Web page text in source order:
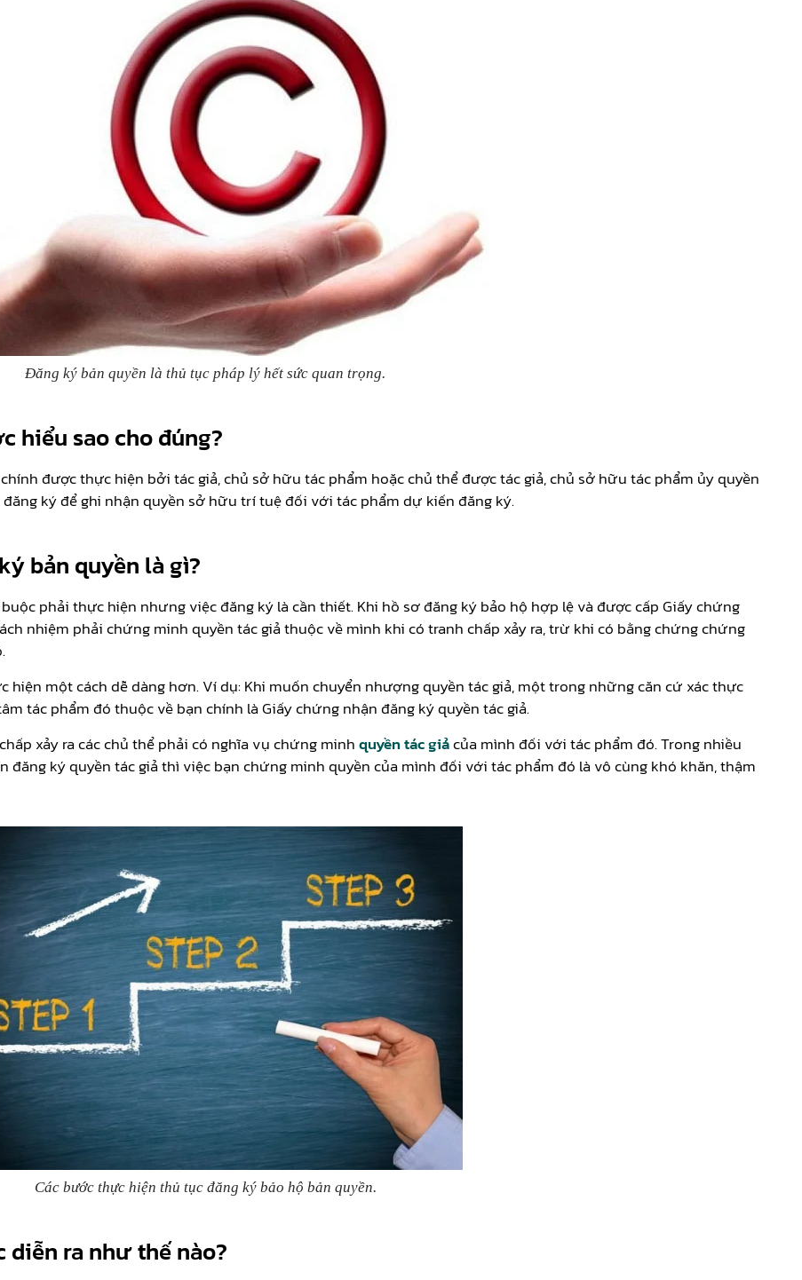
Đăng ký bản quyền là thủ tục pháp lý hết sức quan trọng.
hiểu sao cho đúng?
được thực hiện bởi tác giả, chủ sở hữu tác phẩm hoặc chủ thể được tác giả, chủ sở hữu tác phẩm ủy quyền
ký để ghi nhận quyền sở hữu trí tuệ đối với tác phẩm dự kiến đăng ký.
bản quyền là gì?
phải thực hiện nhưng việc đăng ký là cần thiết. Khi hồ sơ đăng ký bảo hộ hợp lệ và được cấp Giấy chứng
nhiệm phải chứng minh quyền tác giả thuộc về mình khi có tranh chấp xảy ra, trừ khi có bằng chứng chứng
hiện một cách dễ dàng hơn. Ví dụ: Khi muốn chuyển nhượng quyền tác giả, một trong những căn cứ xác thực
tác phẩm đó thuộc về bạn chính là Giấy chứng nhận đăng ký quyền tác giả.
xảy ra các chủ thể phải có nghĩa vụ chứng minhquyền tác giảcủa mình đối với tác phẩm đó. Trong nhiều
ký quyền tác giả thì việc bạn chứng minh quyền của mình đối với tác phẩm đó là vô cùng khó khăn, thậm
Các bước thực hiện thủ tục đăng ký bảo hộ bản quyền.
ra như thế nào?